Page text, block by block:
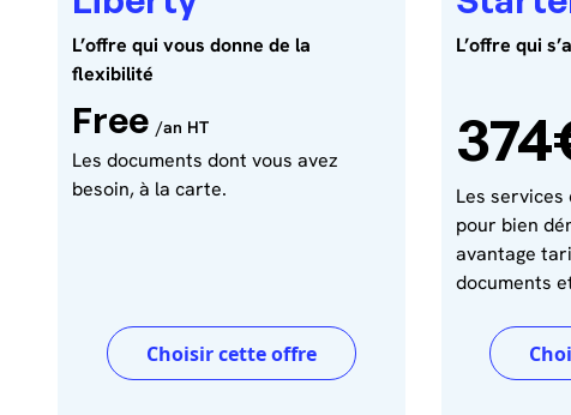
L’offre qui vous donne de la
flexibilité
Free /an HT
Les documents dont vous avez
besoin, à la carte.
Choisir cette offre
L’offre qui
Les services
pour bien
avantage
documents